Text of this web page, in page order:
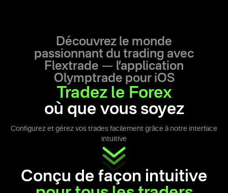
Découvrez le monde
passionnant du trading avec
Flextrade — l’application
Olymptrade pour iOS
Tradez le Forex
où que vous soyez
Configurez et gérez vos trades facilement grâce à notre interface
intuitive
Conçu de façon intuitive